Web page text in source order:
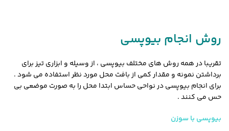
روش انجام بیوپسی
تقریبا در همه روش های مختلف بیوپسی ، از وسیله و ابزاری تیز برای
برداشتن نمونه و مقدار کمی از بافت محل مورد نظر استفاده می شود .
برای انجام بیوپسی در نواحی حساس ابتدا محل را به صورت موضعی بی
حس می کنند .
بیوپسی با سوزن